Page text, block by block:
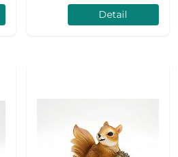
Detail